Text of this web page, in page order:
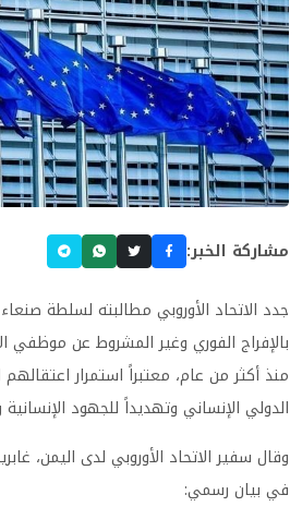
مشاركة الخبر:
جدد الاتحاد الأوروبي مطالبته لسلطة
بالإفراج الفوري وغير المشروط عن موظفي
منذ أكثر من عام، معتبراً استمرار اعتقالهم
الدولي الإنساني وتهديداً للجهود
وقال سفير الاتحاد الأوروبي لدى اليمن،
في بيان رسمي: